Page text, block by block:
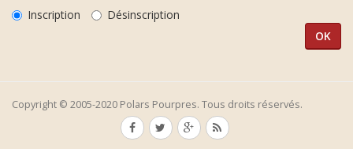
Inscription Désinscription
Copyright © 2005-2020 Polars Pourpres. Tous droits réservés.